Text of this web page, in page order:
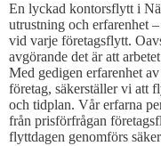
En lyckad kontorsflytt i
utrustning och erfarenhet
vid varje företagsflytt.
avgörande det är att
Med gedigen erfarenhet
företag, säkerställer vi att
och tidplan. Vår erfarna
från prisförfrågan
flyttdagen genomförs